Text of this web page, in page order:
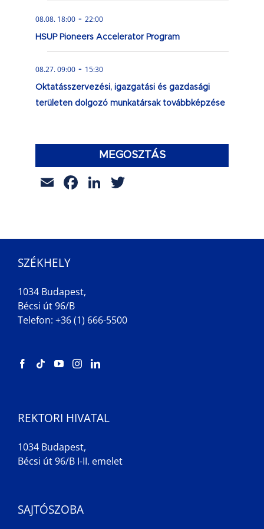
08.08. 18:00 - 22:00
HSUP Pioneers Accelerator Program
08.27. 09:00 - 15:30
Oktatásszervezési, igazgatási és gazdasági
területen dolgozó munkatársak továbbképzése
MEGOSZTÁS
EmailFacebook
LinkedIn
SZÉKHELY
1034 Budapest,
Bécsi út 96/B
Telefon: +36 (1) 666-5500
REKTORI HIVATAL
1034 Budapest,
Bécsi út 96/B I-II. emelet
SAJTÓSZOBA